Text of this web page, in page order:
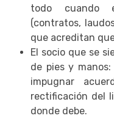
todo cuando
(contratos,
que acreditan
El socio que se
de pies y
impugnar
rectificación del
donde debe.